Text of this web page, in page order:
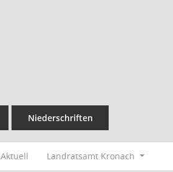
Niederschriften
Aktuell Landratsamt Kronach